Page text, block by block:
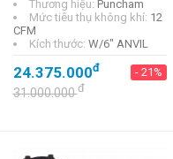
Thương hiệu: Puncham
Mức tiêu thụ không khí: 12
CFM
Kích thước: W/6" ANVIL
24.375.000đ - 21%
31.000.000đ